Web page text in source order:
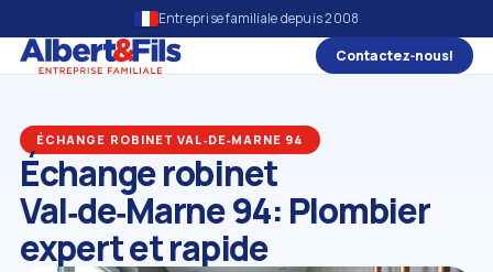
Entreprise familiale depuis 2008
Contactez‑nous!
ÉCHANGE ROBINET VAL‑DE‑MARNE 94
Échange robinet
Val‑de‑Marne 94: Plombier
expert et rapide